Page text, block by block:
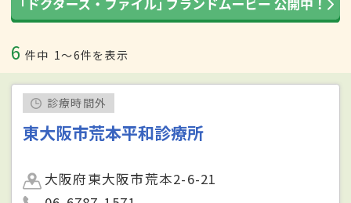
6 件中 1〜6件を表示
診療時間外
東大阪市荒本平和診療所
大阪府東大阪市荒本2-6-21